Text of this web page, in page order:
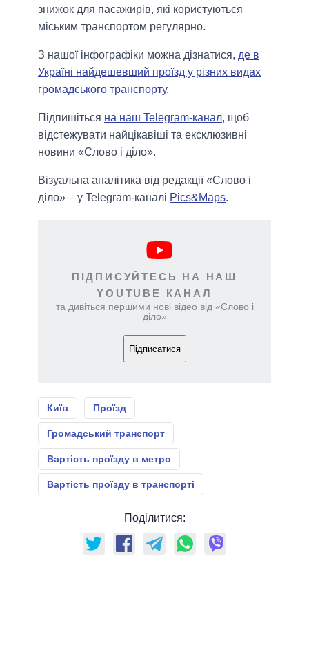
знижок для пасажирів, які користуються
міським транспортом регулярно.
З нашої інфографіки можна дізнатися, де в
Україні найдешевший проїзд у різних видах
громадського транспорту.
Підпишіться на наш Telegram-канал, щоб
відстежувати найцікавіші та ексклюзивні
новини «Слово і діло».
Візуальна аналітика від редакції «Слово і
діло» – у Telegram-каналі Pics&Maps.
ПІДПИСУЙТЕСЬ НА НАШ
YOUTUBE КАНАЛ
та дивіться першими нові відео від «Слово і
діло»
Підписатися
Київ Проїзд
Громадський транспорт
Вартість проїзду в метро
Вартість проїзду в транспорті
Поділитися: